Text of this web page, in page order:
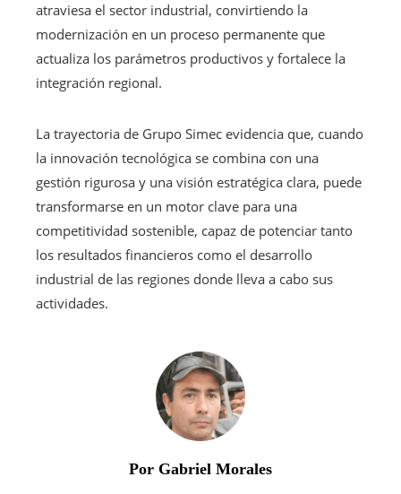
atraviesa el sector industrial, convirtiendo la
modernización en un proceso permanente que
actualiza los parámetros productivos y fortalece la
integración regional.
La trayectoria de Grupo Simec evidencia que, cuando
la innovación tecnológica se combina con una
gestión rigurosa y una visión estratégica clara, puede
transformarse en un motor clave para una
competitividad sostenible, capaz de potenciar tanto
los resultados financieros como el desarrollo
industrial de las regiones donde lleva a cabo sus
actividades.
Por Gabriel Morales